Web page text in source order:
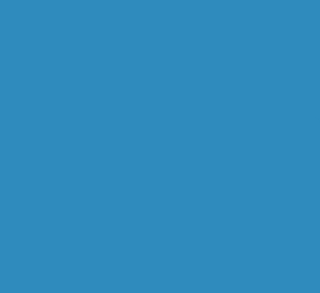
প্রবাহ ও সম্পদে ধারাবাহিক প্রবৃদ্ধি
লেনদেন, বাজারের পরবর্তী গন্তব্য কোথায়?